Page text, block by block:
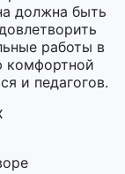
должна быть
работы в
комфортной
и педагогов.